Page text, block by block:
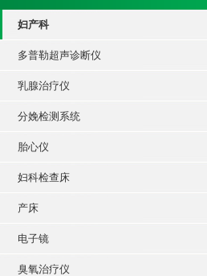
妇产科
多普勒超声诊断仪
乳腺治疗仪
分娩检测系统
胎心仪
妇科检查床
产床
电子镜
臭氧治疗仪